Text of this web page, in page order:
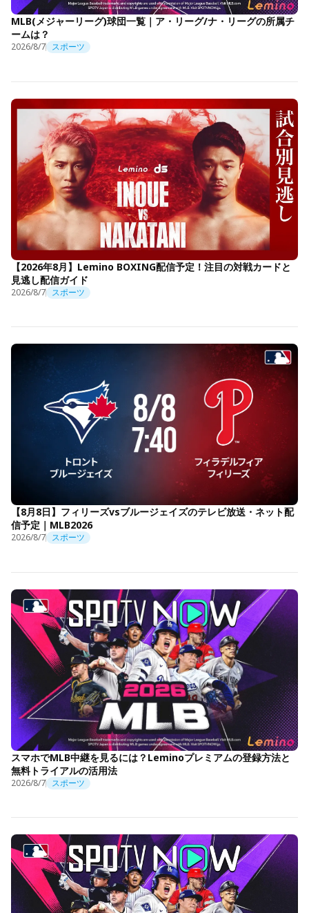
MLB(メジャーリーグ)球団一覧｜ア・リーグ/ナ・リーグの所属チ
ームは？
2026/8/7 スポーツ
【2026年8月】Lemino BOXING配信予定！注目の対戦カードと
見逃し配信ガイド
2026/8/7 スポーツ
【8月8日】フィリーズvsブルージェイズのテレビ放送・ネット配
信予定｜MLB2026
2026/8/7 スポーツ
スマホでMLB中継を見るには？Leminoプレミアムの登録方法と
無料トライアルの活用法
2026/8/7 スポーツ